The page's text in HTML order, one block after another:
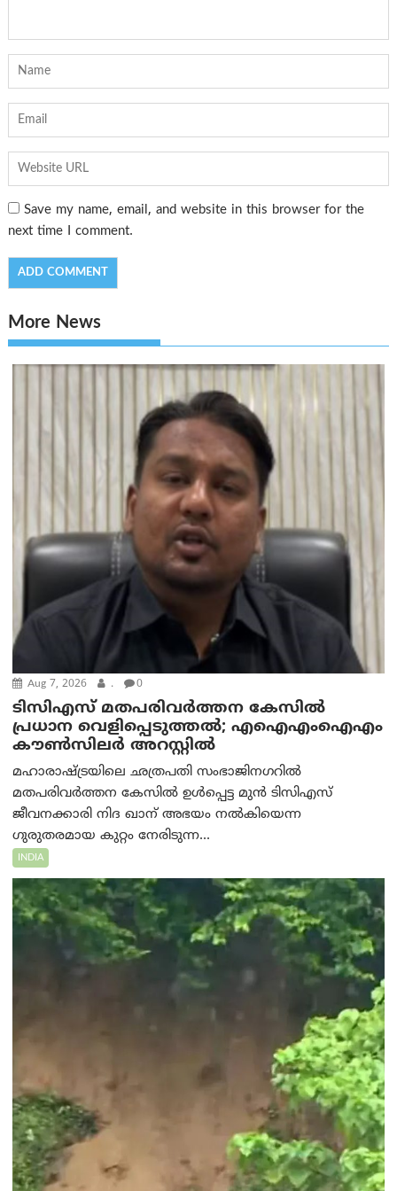
Save my name, email, and website in this browser for the
next time I comment.
More News
Aug 7, 2026 . 0
ടിസിഎസ് മതപരിവർത്തന കേസിൽ
പ്രധാന വെളിപ്പെടുത്തൽ; എഐഎംഐഎം
കൗൺസിലർ അറസ്റ്റിൽ
മഹാരാഷ്ട്രയിലെ ഛത്രപതി സംഭാജിനഗറിൽ
മതപരിവർത്തന കേസിൽ ഉൾപ്പെട്ട മുൻ ടിസിഎസ്
ജീവനക്കാരി നിദ ഖാന് അഭയം നൽകിയെന്ന
ഗുരുതരമായ കുറ്റം നേരിടുന്ന...
INDIA